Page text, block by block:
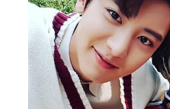
キュレーター一覧
オルチャン 韓国コスメ
韓国メイク オルチャンメイク twice